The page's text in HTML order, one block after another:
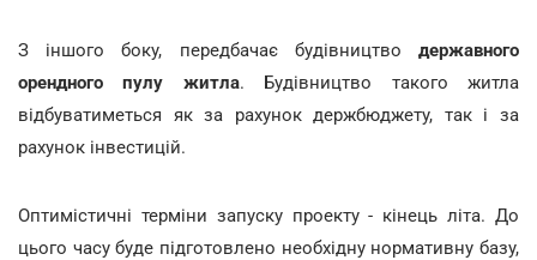
З іншого боку, передбачає будівництво державного
орендного пулу житла. Будівництво такого житла
відбуватиметься як за рахунок держбюджету, так і за
рахунок інвестицій.
Оптимістичні терміни запуску проекту - кінець літа. До
цього часу буде підготовлено необхідну нормативну базу,